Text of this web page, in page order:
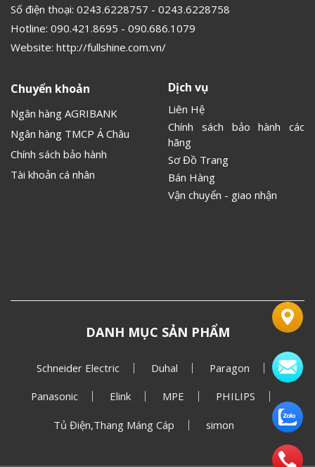
Số điện thoại: 0243.6228757 - 0243.6228758
Hotline: 090.421.8695 - 090.686.1079
Website: http://fullshine.com.vn/
Chuyển khoản
Ngân hàng AGRIBANK
Ngân hàng TMCP Á Châu
Chính sách bảo hành
Tài khoản cá nhân
Dịch vụ
Liên Hệ
Chính sách bảo hành các
hãng
Sơ Đồ Trang
Bán Hàng
Vận chuyển - giao nhận
DANH MỤC SẢN PHẨM
Schneider Electric Duhal Paragon
Panasonic Elink MPE PHILIPS
Tủ Điện,Thang Máng Cáp simon